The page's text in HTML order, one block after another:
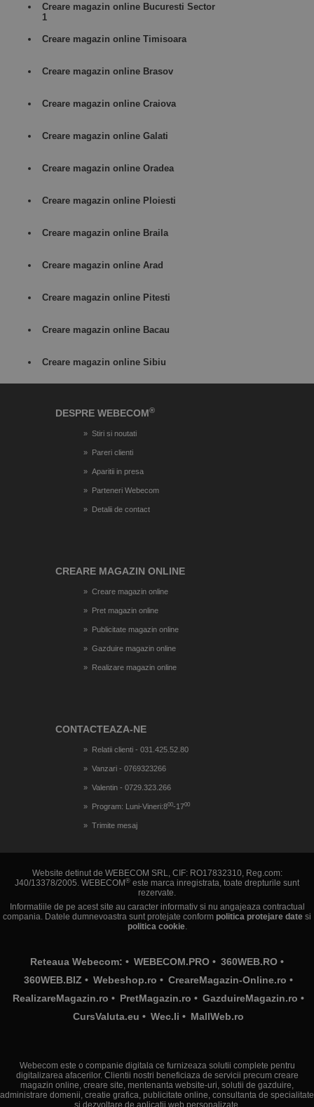
Creare magazin online Bucuresti Sector
1
Creare magazin online Timisoara
Creare magazin online Brasov
Creare magazin online Craiova
Creare magazin online Galati
Creare magazin online Oradea
Creare magazin online Ploiesti
Creare magazin online Braila
Creare magazin online Arad
Creare magazin online Pitesti
Creare magazin online Bacau
Creare magazin online Sibiu
DESPRE WEBECOM®
Stiri si noutati
Pareri clienti
Aparitii in presa
Parteneri Webecom
Detalii de contact
CREARE MAGAZIN ONLINE
Creare magazin online
Pret magazin online
Publicitate magazin online
Gazduire magazin online
Realizare magazin online
CONTACTEAZA-NE
Relatii clienti - 031.425.52.80
Vanzari - 0769323266
Valentin - 0729.323.266
Program: Luni-Vineri:800-1700
Trimite mesaj
Website detinut de WEBECOM SRL, CIF: RO17832310, Reg.com:
J40/13378/2005. WEBECOM ® este marca inregistrata, toate drepturile sunt
rezervate.
Informatiile de pe acest site au caracter informativ si nu angajeaza contractual
compania. Datele dumnevoastra sunt protejate conform politica protejare date si
politica cookie.
Reteaua Webecom: • WEBECOM.PRO • 360WEB.RO •
360WEB.BIZ • Webeshop.ro • CreareMagazin-Online.ro •
RealizareMagazin.ro • PretMagazin.ro • GazduireMagazin.ro •
CursValuta.eu • Wec.li • MallWeb.ro
Webecom este o companie digitala ce furnizeaza solutii complete pentru
digitalizarea afacerilor. Clientii nostri beneficiaza de servicii precum creare
magazin online, creare site, mentenanta website-uri, solutii de gazduire,
administrare domenii, creatie grafica, publicitate online, consultanta de specialitate
si dezvoltare de aplicatii web personalizate.